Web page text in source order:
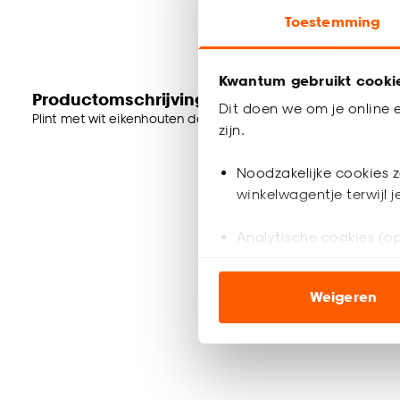
Toestemming
Kwantum gebruikt
Dit doen we om je online
zijn.
Noodzakelijke cookies
winkelwagentje terwijl
Analytische cookies
ook buiten de
Klik op ‘Ja, alles
Weigeren
Productomschrijving
Plint met wit eikenhouten dessin van milieubewust PEFC